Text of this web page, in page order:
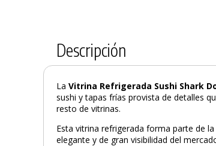
Descripción
La Vitrina Refrigerada Sushi Shark
sushi y tapas frías provista de detalles
resto de vitrinas.
Esta vitrina refrigerada forma parte de
elegante y de gran visibilidad del